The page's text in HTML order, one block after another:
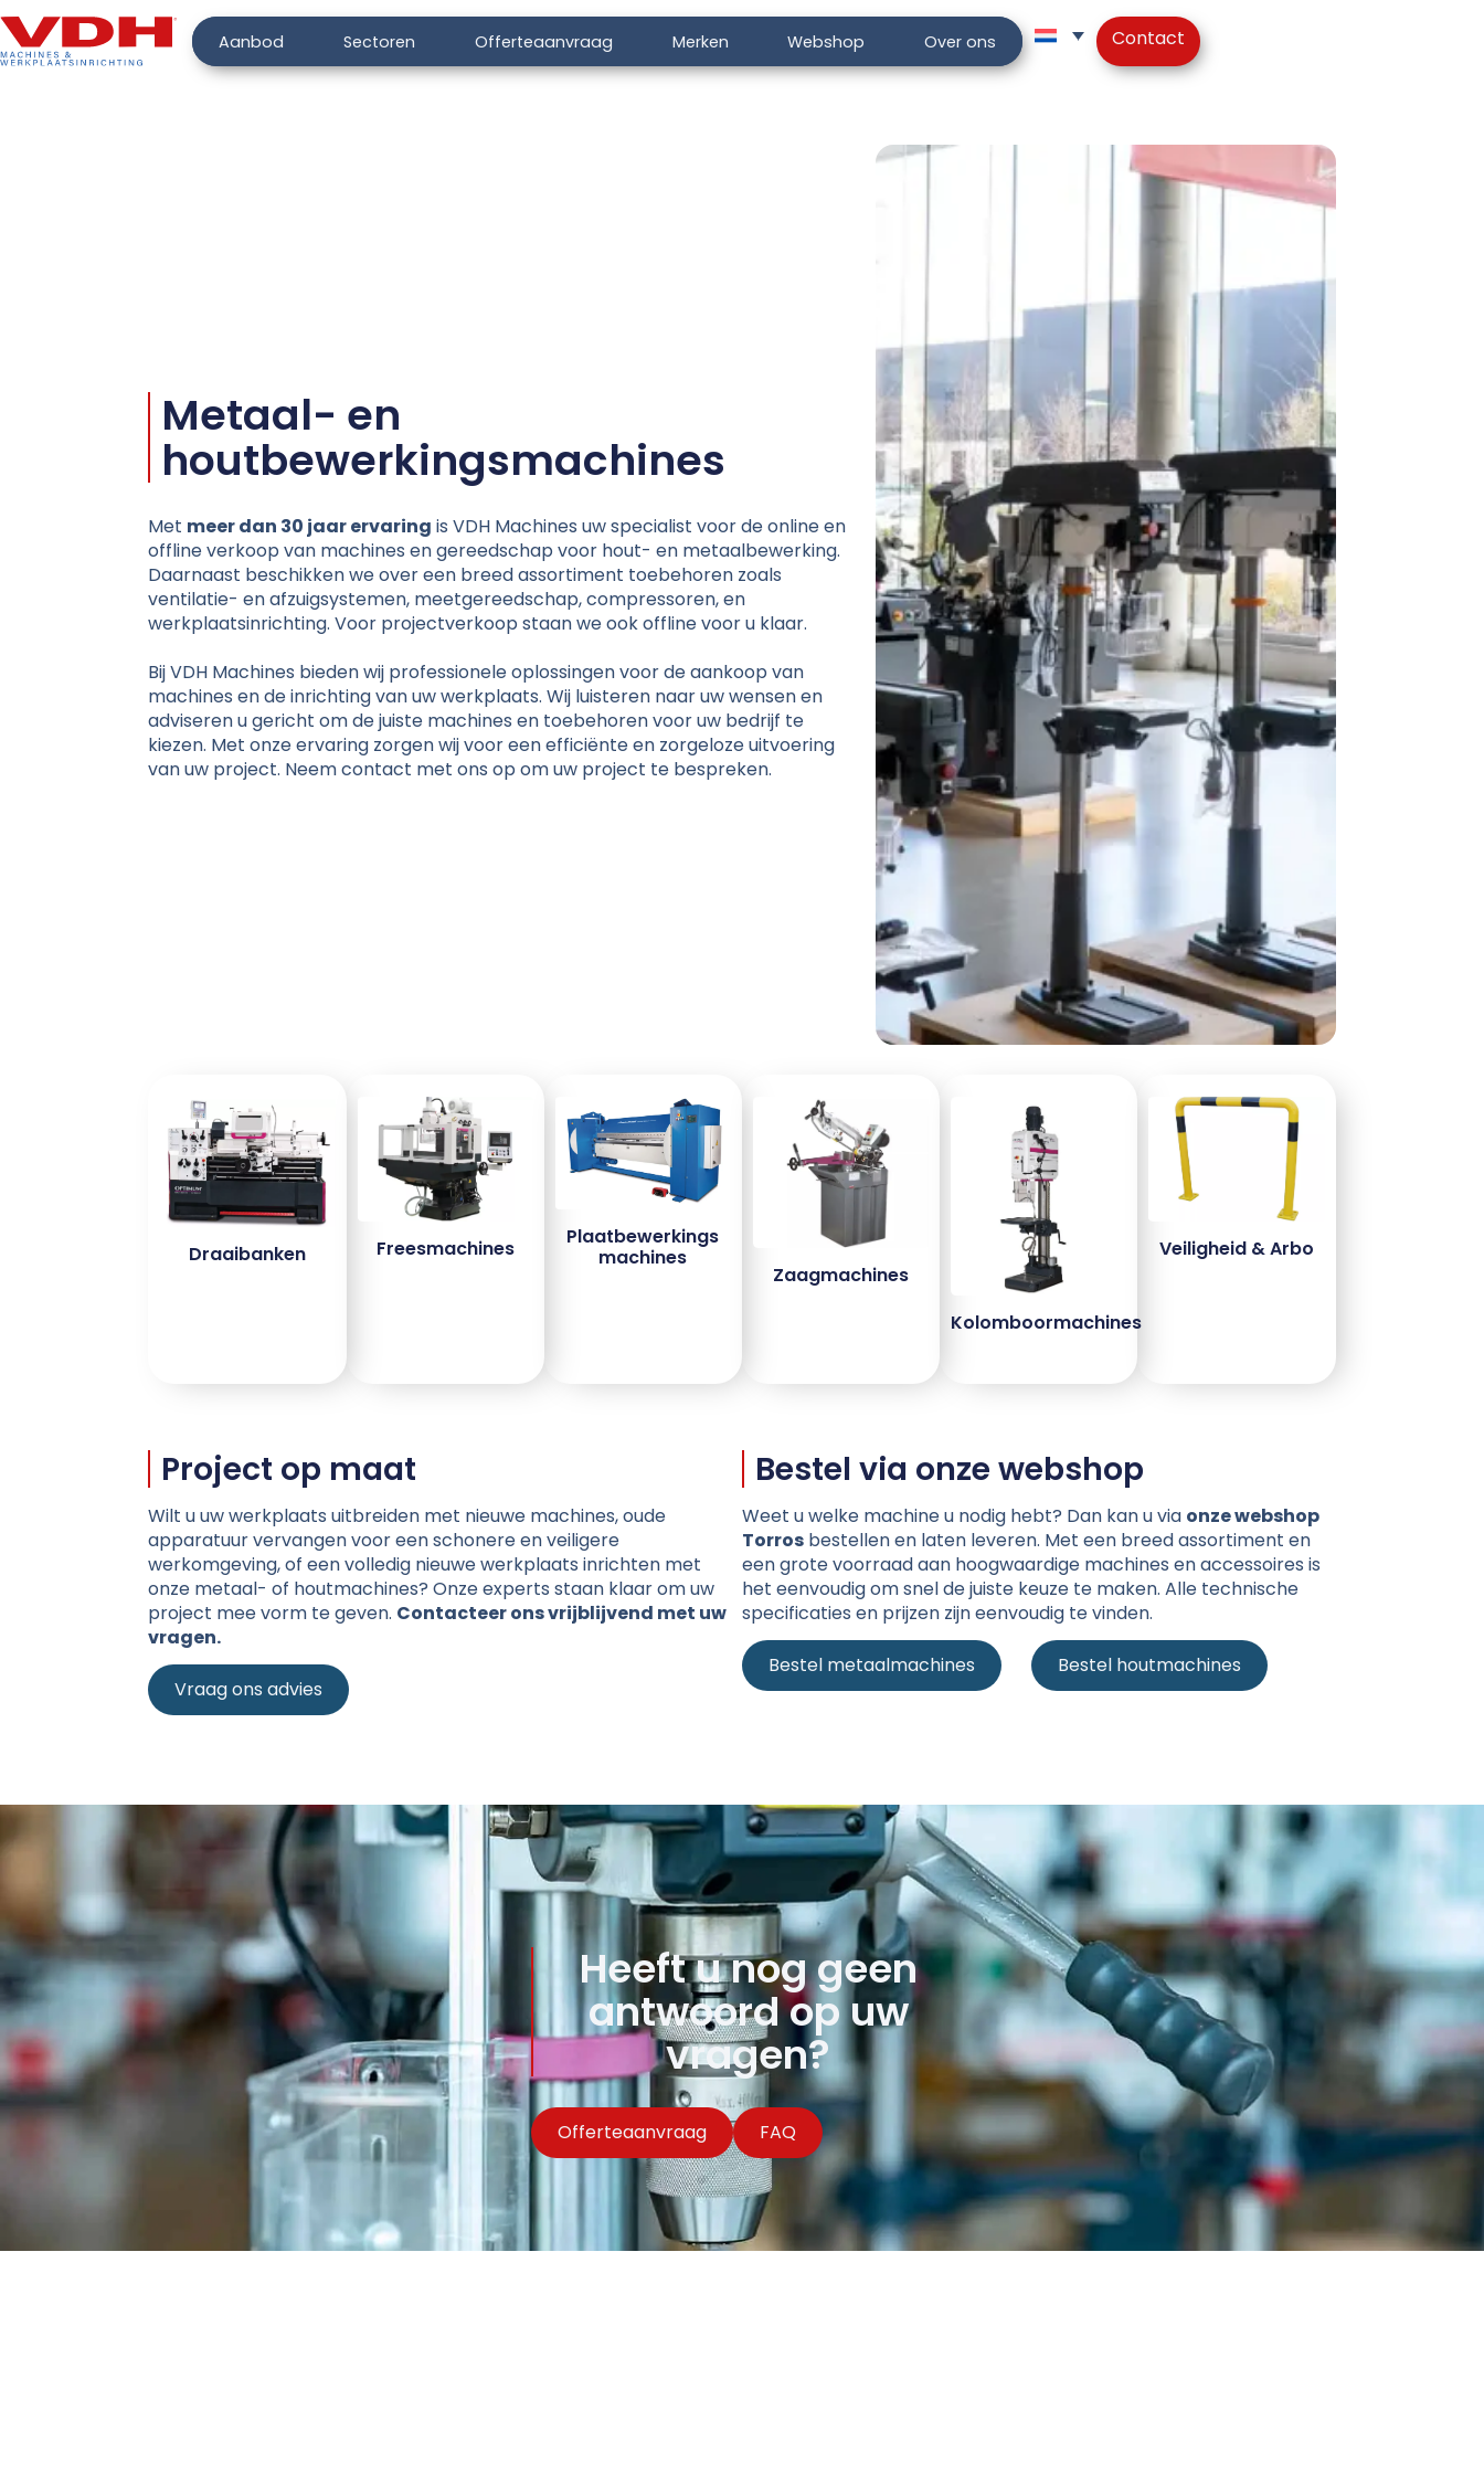
Aanbod Sectoren Offerteaanvraag Merken Webshop Over ons Contact
Metaal- en
houtbewerkingsmachines
Met meer dan 30 jaar ervaring is VDH Machines uw specialist voor de online en
offline verkoop van machines en gereedschap voor hout- en metaalbewerking.
Daarnaast beschikken we over een breed assortiment toebehoren zoals
ventilatie- en afzuigsystemen, meetgereedschap, compressoren, en
werkplaatsinrichting. Voor projectverkoop staan we ook offline voor u klaar.
Bij VDH Machines bieden wij professionele oplossingen voor de aankoop van
machines en de inrichting van uw werkplaats. Wij luisteren naar uw wensen en
adviseren u gericht om de juiste machines en toebehoren voor uw bedrijf te
kiezen. Met onze ervaring zorgen wij voor een efficiënte en zorgeloze uitvoering
van uw project. Neem contact met ons op om uw project te bespreken.
Draaibanken Freesmachines
Plaatbewerkings
machines
Zaagmachines
Kolomboormachines
Veiligheid & Arbo
Project op maat
Wilt u uw werkplaats uitbreiden met nieuwe machines, oude
apparatuur vervangen voor een schonere en veiligere
werkomgeving, of een volledig nieuwe werkplaats inrichten met
onze metaal- of houtmachines? Onze experts staan klaar om uw
project mee vorm te geven. Contacteer ons vrijblijvend met uw
vragen.
Vraag ons advies
Bestel via onze webshop
Weet u welke machine u nodig hebt? Dan kan u via onze webshop
Torros bestellen en laten leveren. Met een breed assortiment en
een grote voorraad aan hoogwaardige machines en accessoires is
het eenvoudig om snel de juiste keuze te maken. Alle technische
specificaties en prijzen zijn eenvoudig te vinden.
Bestel metaalmachines Bestel houtmachines
Heeft u nog geen
antwoord op uw
vragen?
Offerteaanvraag FAQ